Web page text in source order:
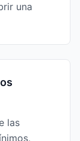
una
las